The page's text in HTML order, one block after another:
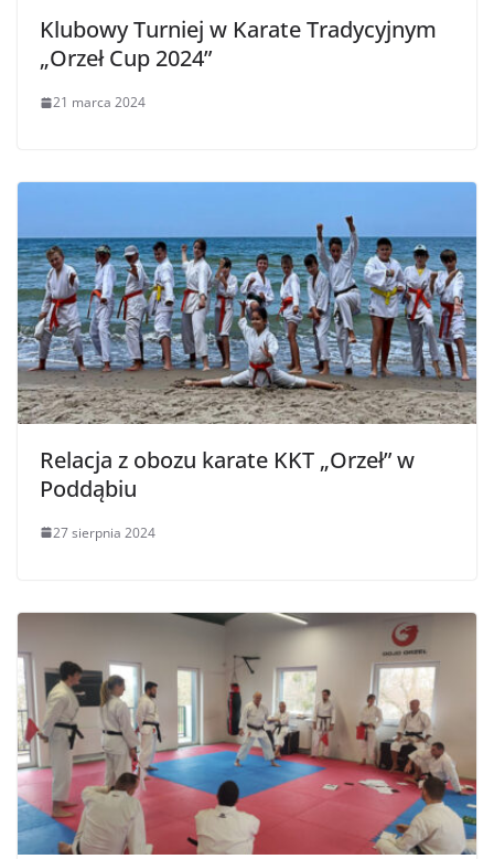
Klubowy Turniej w Karate Tradycyjnym
„Orzeł Cup 2024”
21 marca 2024
Relacja z obozu karate KKT „Orzeł” w
Poddąbiu
27 sierpnia 2024